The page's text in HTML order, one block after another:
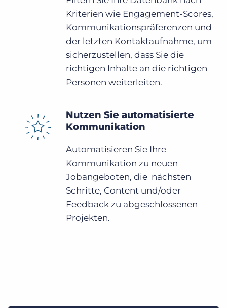
Kriterien wie Engagement-Scores,
Kommunikationspräferenzen und
der letzten Kontaktaufnahme, um
sicherzustellen, dass Sie die
richtigen Inhalte an die richtigen
Personen weiterleiten.
Nutzen Sie automatisierte
Kommunikation
Automatisieren Sie Ihre
Kommunikation zu neuen
Jobangeboten, die nächsten
Schritte, Content und/oder
Feedback zu abgeschlossenen
Projekten.